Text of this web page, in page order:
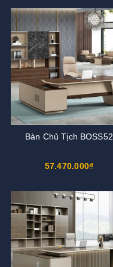
Bàn Chủ Tịch BOSS52
57.470.000₫